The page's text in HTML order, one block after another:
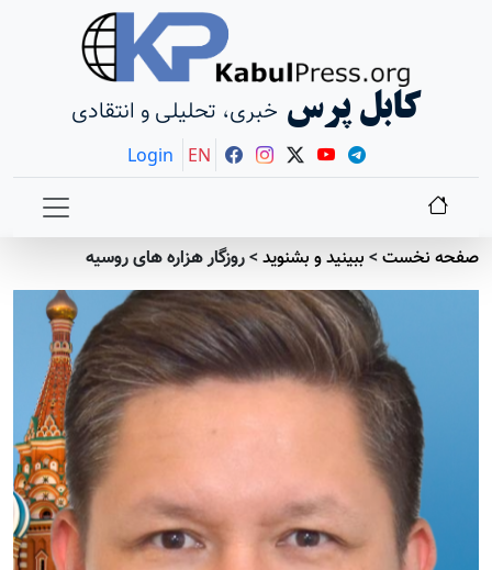
کابل پرس خبری، تحلیلی و انتقادی
Login EN
صفحه نخست> ببينيد و بشنويد>روزگار هزاره های روسیه